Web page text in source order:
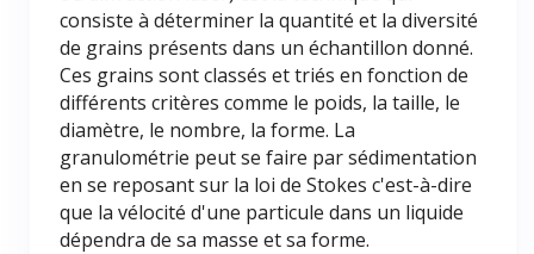
consiste à déterminer la quantité et la diversité
de grains présents dans un échantillon donné.
Ces grains sont classés et triés en fonction de
différents critères comme le poids, la taille, le
diamètre, le nombre, la forme. La
granulométrie peut se faire par sédimentation
en se reposant sur la loi de Stokes c'est-à-dire
que la vélocité d'une particule dans un liquide
dépendra de sa masse et sa forme.